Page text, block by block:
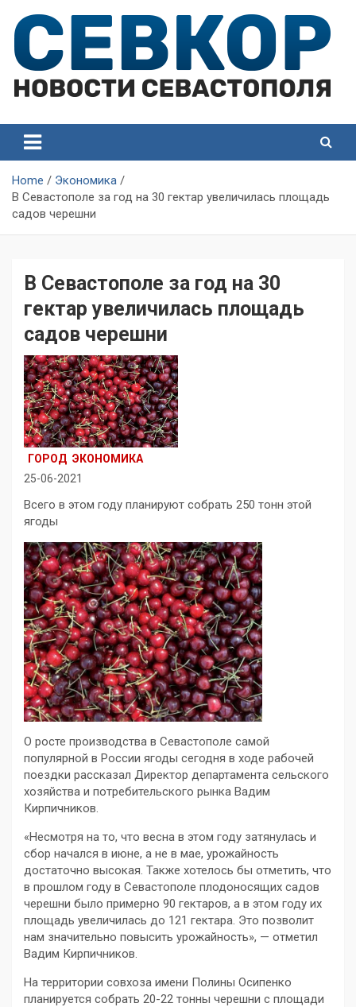
content
Севастополя
Севастополя
Home
Экономика
В Севастополе за год на 30 гектар увеличилась площадь
садов черешни
В Севастополе за год на 30
гектар увеличилась площадь
садов черешни
ГОРОД ЭКОНОМИКА
25-06-2021
Всего в этом году планируют собрать 250 тонн этой
ягоды
О росте производства в Севастополе самой
популярной в России ягоды сегодня в ходе рабочей
поездки рассказал Директор департамента сельского
хозяйства и потребительского рынка Вадим
Кирпичников.
«Несмотря на то, что весна в этом году затянулась и
сбор начался в июне, а не в мае, урожайность
достаточно высокая. Также хотелось бы отметить, что
в прошлом году в Севастополе плодоносящих садов
черешни было примерно 90 гектаров, а в этом году их
площадь увеличилась до 121 гектара. Это позволит
нам значительно повысить урожайность», — отметил
Вадим Кирпичников.
На территории совхоза имени Полины Осипенко
планируется собрать 20-22 тонны черешни с площади